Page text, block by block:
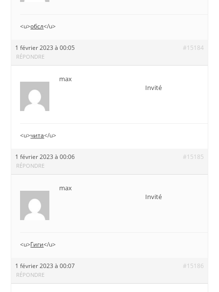
<u>обсл</u>
1 février 2023 à 00:05 #15184
RÉPONDRE
max
Invité
<u>чита</u>
1 février 2023 à 00:06 #15185
RÉPONDRE
max
Invité
<u>Гиги</u>
1 février 2023 à 00:07 #15186
RÉPONDRE